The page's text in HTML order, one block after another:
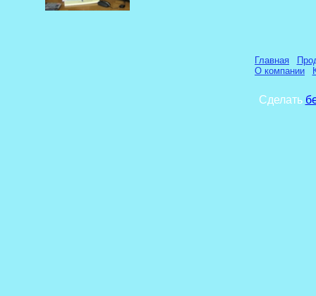
Главная
О компании
Сделать